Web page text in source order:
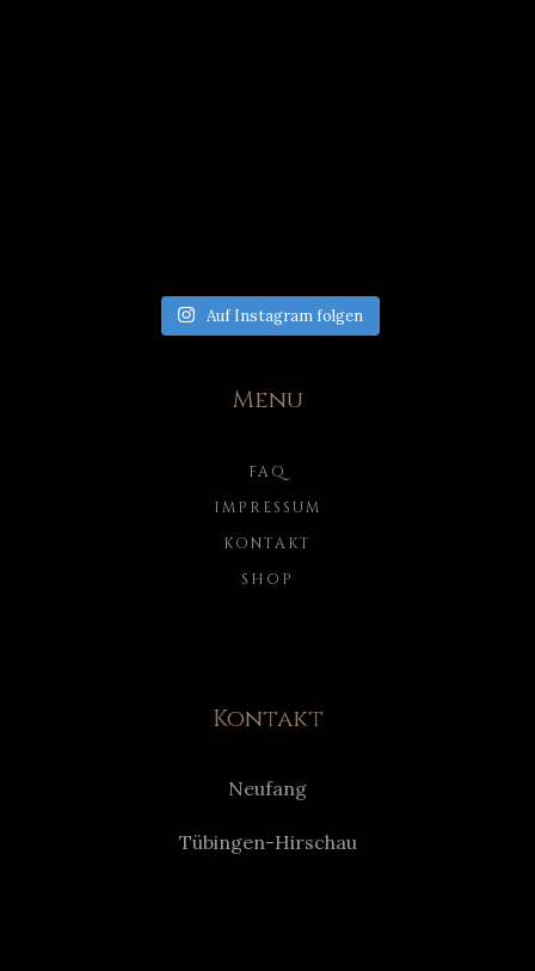
Auf Instagram folgen
Menu
FAQ
IMPRESSUM
KONTAKT
SHOP
Kontakt
Neufang
Tübingen-Hirschau